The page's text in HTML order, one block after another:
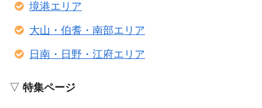
境港エリア
大山・伯耆・南部エリア
日南・日野・江府エリア
▽ 特集ページ